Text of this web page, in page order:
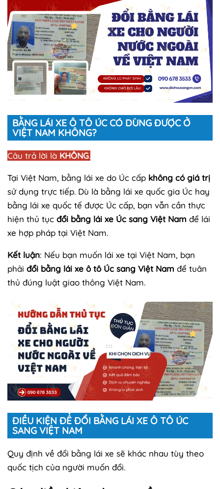
BẰNG LÁI XE Ô TÔ ÚC CÓ DÙNG ĐƯỢC Ở
VIỆT NAM KHÔNG?
Câu trả lời là KHÔNG.
Tại Việt Nam, bằng lái xe do Úc cấp không có giá trị
sử dụng trực tiếp. Dù là bằng lái xe quốc gia Úc hay
bằng lái xe quốc tế được Úc cấp, bạn vẫn cần thực
hiện thủ tục đổi bằng lái xe Úc sang Việt Nam để lái
xe hợp pháp tại Việt Nam.
Kết luận: Nếu bạn muốn lái xe tại Việt Nam, bạn
phải đổi bằng lái xe ô tô Úc sang Việt Nam để tuân
thủ đúng luật giao thông Việt Nam.
ĐIỀU KIỆN ĐỂ ĐỔI BẰNG LÁI XE Ô TÔ ÚC
SANG VIỆT NAM
Quy định về đổi bằng lái xe sẽ khác nhau tùy theo
quốc tịch của người muốn đổi.